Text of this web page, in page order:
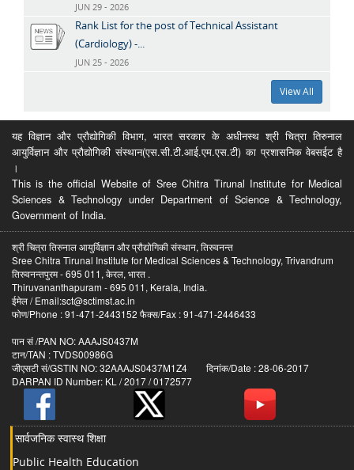
JUN 29 - 2026
Rank List for the post of Technical Assistant
(Cardiology) -...
JUN 25 - 2026
View All
यह विज्ञान और प्रौद्योगिकी विभाग, भारत सरकार के अधीनस्थ श्री चित्रा तिरुनाल
आयुर्विज्ञान और प्रौद्योगिकी संस्थान(एस.सी.टी.आई.एम.एस.टी) का प्रशासनिक वेबसईट है
।
This is the official Website of Sree Chitra Tirunal Institute for Medical
Sciences & Technology under Department of Science & Technology,
Government of India.
श्री चित्रा तिरुनाल आयुर्विज्ञान और प्रौद्योगिकी संस्थान, तिरुवनन्त
Sree Chitra Tirunal Institute for Medical Sciences & Technology, Trivandrum
तिरुवनन्तपुरम - 695 011, केरल, भारत .
Thiruvananthapuram - 695 011, Kerala, India.
ईमेल / Email:sct@sctimst.ac.in
फोण/Phone : 91-471-2443152 फैक्स/Fax : 91-471-2446433
पान सं /PAN NO: AAAJS0437M
टान/TAN : TVDS00986G
जीएसटी सं/GSTIN NO: 32AAAJS0437M1Z4 दिनांक/Date : 28-06-2017
DARPAN ID Number: KL / 2017 / 0172577
सार्वजनिक स्वास्थ शिक्षा
Public Health Education